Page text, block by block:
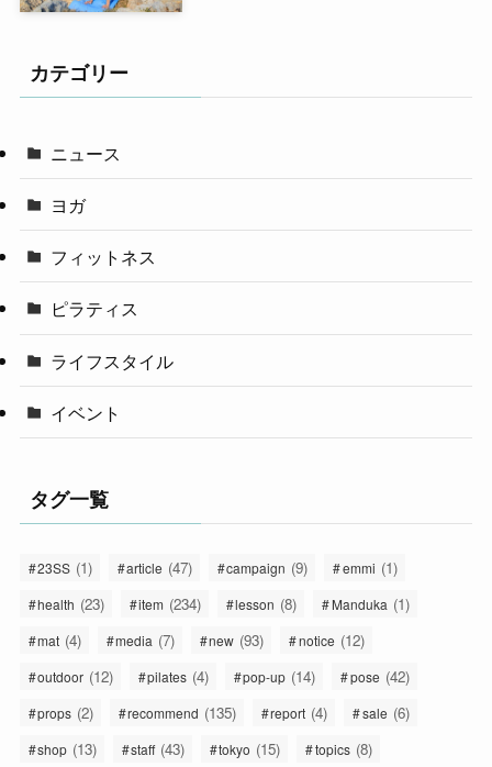
カテゴリー
ニュース
ヨガ
フィットネス
ピラティス
ライフスタイル
イベント
タグ一覧
23SS (1) article (47) campaign (9) emmi (1)
health (23) item (234) lesson (8) Manduka (1)
mat (4) media (7) new (93) notice (12)
outdoor (12) pilates (4) pop-up (14) pose (42)
props (2) recommend (135) report (4) sale (6)
shop (13) staff (43) tokyo (15) topics (8)